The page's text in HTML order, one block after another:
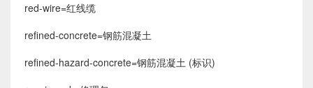
red-wire=红线缆
refined-concrete=钢筋混凝土
refined-hazard-concrete=钢筋混凝土 (标识)